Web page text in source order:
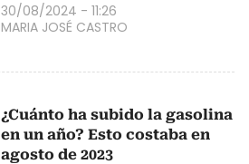
30/08/2024 - 11:26
MARIA JOSÉ CASTRO
¿Cuánto ha subido la gasolina
en un año? Esto costaba en
agosto de 2023